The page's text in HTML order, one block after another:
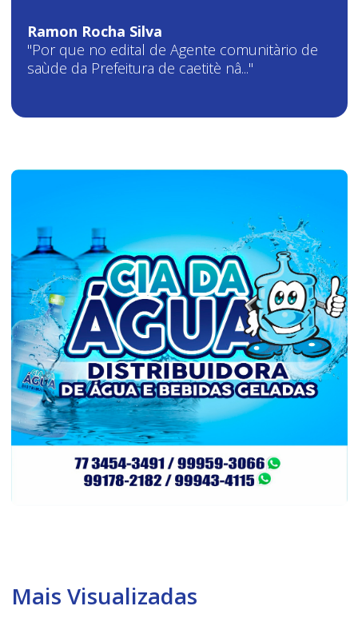
Ramon Rocha Silva
"Por que no edital de Agente comunitàrio de
saùde da Prefeitura de caetitè nâ..."
Mais Visualizadas